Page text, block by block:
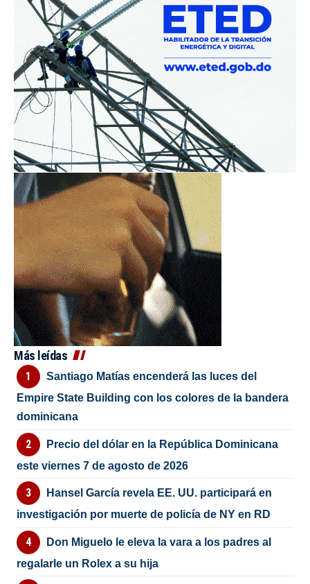
Más leídas
Santiago Matías encenderá las luces del
Empire State Building con los colores de la bandera
dominicana
Precio del dólar en la República Dominicana
este viernes 7 de agosto de 2026
Hansel García revela EE. UU. participará en
investigación por muerte de policía de NY en RD
Don Miguelo le eleva la vara a los padres al
regalarle un Rolex a su hija